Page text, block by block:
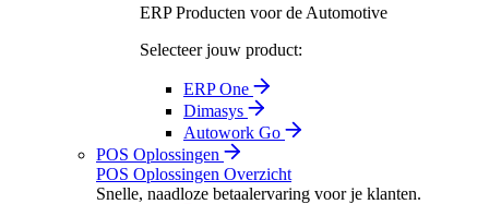
ERP Producten voor de Automotive
Selecteer jouw product:
ERP One
Dimasys
Autowork Go
POS Oplossingen
POS Oplossingen Overzicht
Snelle, naadloze betaalervaring voor je klanten.